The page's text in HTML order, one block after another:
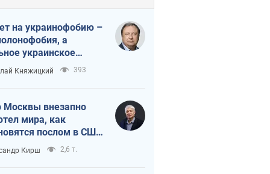
на украинофобию –
а
украинское
Княжицкий 393
Москвы внезапно
мира, как
послом в США
украинские топ-
Кирш 2,6 т.